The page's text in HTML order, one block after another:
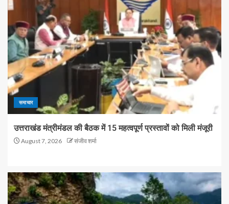
समाचार
उत्तराखंड मंत्रीमंडल की बैठक में 15 महत्वपूर्ण प्रस्तावों को मिली मंजूरी
August 7, 2026 संजीव शर्मा